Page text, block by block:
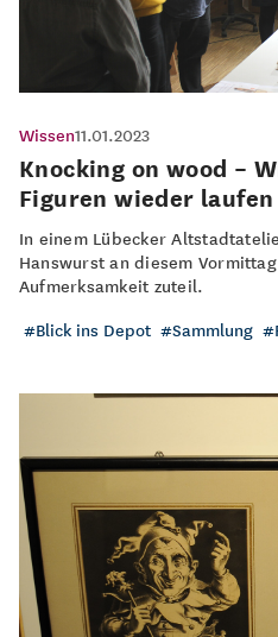
Wissen11.01.2023
Knocking on wood –
Figuren wieder
In einem Lübecker
Hanswurst an diesem
Aufmerksamkeit zuteil.
Blick ins Depot
Sammlung